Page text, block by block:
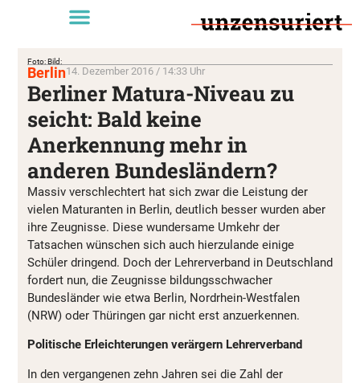
Foto: Bild:
Berlin14. Dezember 2016 / 14:33 Uhr
Berliner Matura-Niveau zu
seicht: Bald keine
Anerkennung mehr in
anderen Bundesländern?
Massiv verschlechtert hat sich zwar die Leistung der
vielen Maturanten in Berlin, deutlich besser wurden aber
ihre Zeugnisse. Diese wundersame Umkehr der
Tatsachen wünschen sich auch hierzulande einige
Schüler dringend. Doch der Lehrerverband in Deutschland
fordert nun, die Zeugnisse bildungsschwacher
Bundesländer wie etwa Berlin, Nordrhein-Westfalen
(NRW) oder Thüringen gar nicht erst anzuerkennen.
Politische Erleichterungen verärgern Lehrerverband
In den vergangenen zehn Jahren sei die Zahl der